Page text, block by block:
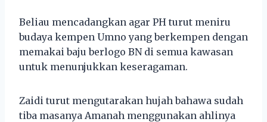
Beliau mencadangkan agar PH turut meniru
budaya kempen Umno yang berkempen dengan
memakai baju berlogo BN di semua kawasan
untuk menunjukkan keseragaman.
Zaidi turut mengutarakan hujah bahawa sudah
tiba masanya Amanah menggunakan ahlinya